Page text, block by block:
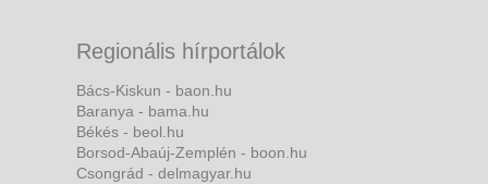
Regionális hírportálok
Bács-Kiskun - baon.hu
Baranya - bama.hu
Békés - beol.hu
Borsod-Abaúj-Zemplén - boon.hu
Csongrád - delmagyar.hu